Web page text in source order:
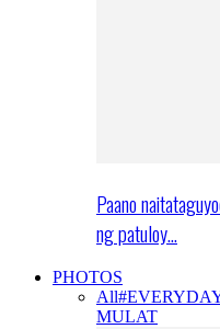
Paano
ng patuloy…
PHOTOS
All
MULAT